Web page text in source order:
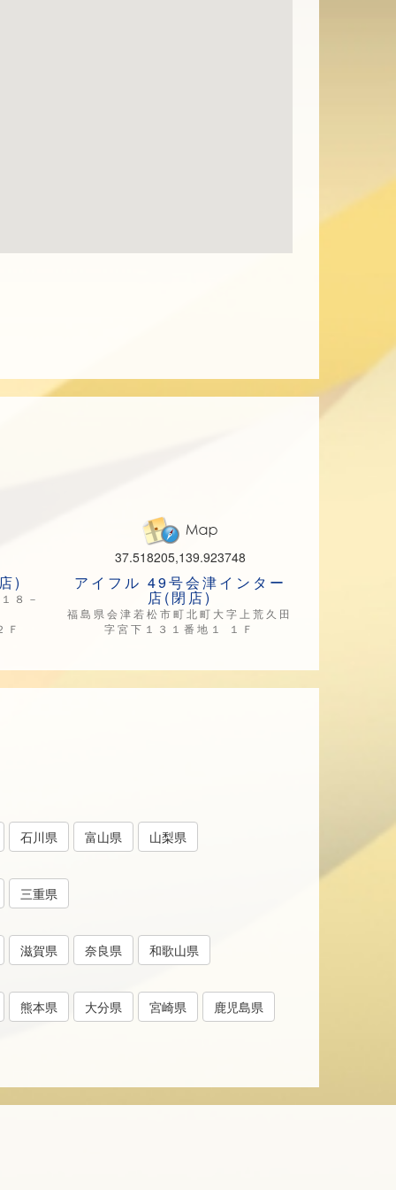
)
８－
Ｆ
37.518205,139.923748
アイフル 49号会津インター
店(閉店)
福島県会津若松市町北町大字上荒久田
字宮下１３１番地１ １Ｆ
石川県 富山県 山梨県
三重県
滋賀県 奈良県 和歌山県
熊本県 大分県 宮崎県 鹿児島県